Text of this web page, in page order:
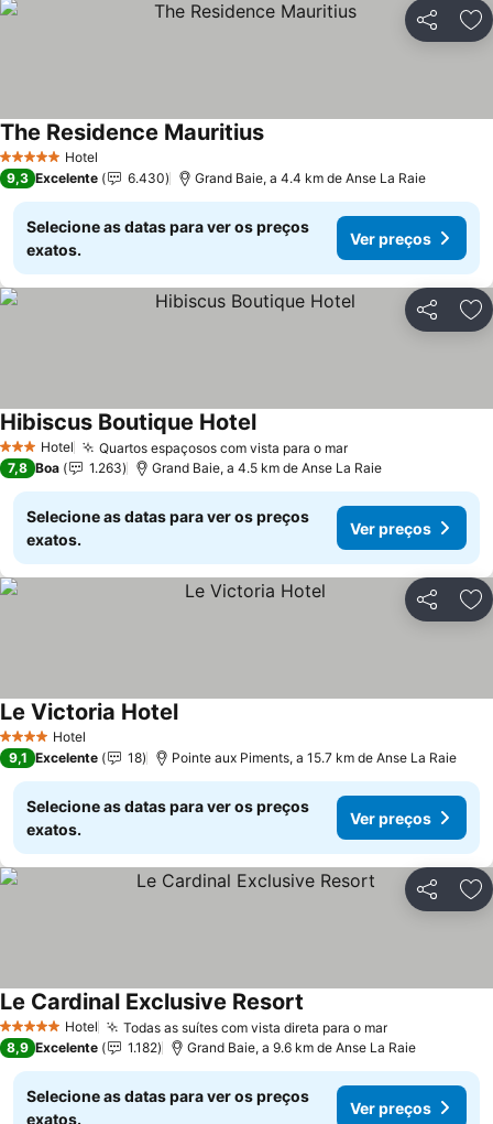
Partilhar
5 Estrelas Hotel
The Residence MauritiusVer preços
9,3 Excelente 6.430 Grand Baie, a 4.4 km de Anse La Raie
Selecione as datas para ver os preços
exatos.
Ver preços
Partilhar
3 EstrelasHotel Quartos espaçosos com vista para o marVer preços
Hibiscus Boutique HotelVer preços
7,8 Boa 1.263 Grand Baie, a 4.5 km de Anse La Raie
Selecione as datas para ver os preços
exatos.
Ver preços
Partilhar
4 EstrelasHotel
Le Victoria HotelVer preços
9,1 Excelente 18 Pointe aux Piments, a 15.7 km de Anse La Raie
Selecione as datas para ver os preços
exatos.
Ver preços
Partilhar
5 Estrelas Hotel Todas as suítes com vista direta para o marVer preços
Le Cardinal Exclusive Resort
8,9 Excelente 1.182 Grand Baie, a 9.6 km de Anse La Raie
Selecione as datas para ver os preços
exatos.
Ver preços